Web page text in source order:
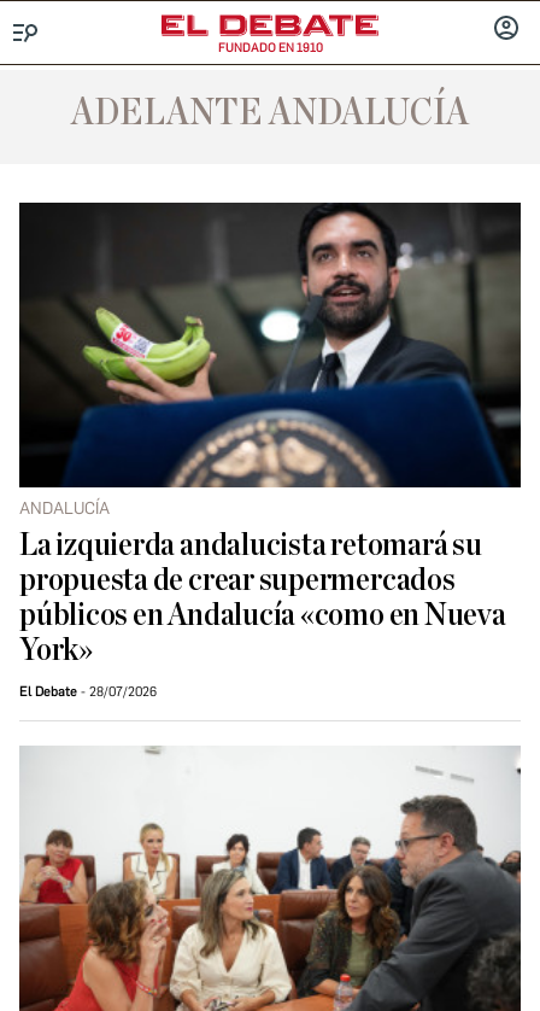
FUNDADO EN 1910
ADELANTE ANDALUCÍA
ANDALUCÍA
La izquierda andalucista retomará su
propuesta de crear supermercados
públicos en Andalucía «como en Nueva
York»
El Debate 28/07/2026